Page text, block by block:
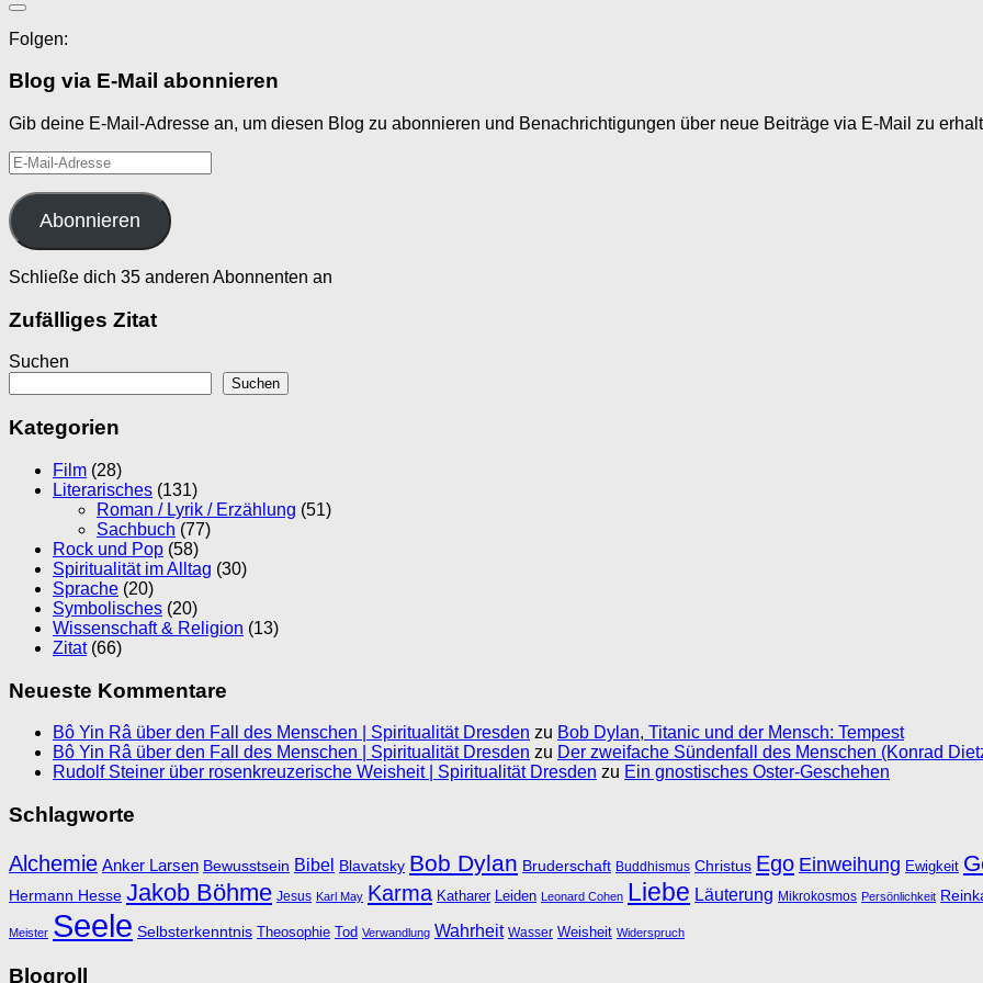
Folgen:
Blog via E-Mail abonnieren
Gib deine E-Mail-Adresse an, um diesen Blog zu abonnieren und Benachrichtigungen über neue Beiträge via E-Mail zu
E-
Mail-
Adresse
Abonnieren
Schließe dich 35 anderen Abonnenten an
Zufälliges Zitat
Suchen
Suchen
Kategorien
Film (28)
Literarisches (131)
Roman / Lyrik / Erzählung (51)
Sachbuch (77)
Rock und Pop (58)
Spiritualität im Alltag (30)
Sprache (20)
Symbolisches (20)
Wissenschaft & Religion (13)
Zitat(66)
Neueste Kommentare
Bô Yin Râ über den Fall des Menschen | Spiritualität Dresden zu Bob Dylan, Titanic und der Mensch: Tempest
Bô Yin Râ über den Fall des Menschen | Spiritualität Dresden zu Der zweifache Sündenfall des Menschen (Konrad
Rudolf Steiner über rosenkreuzerische Weisheit | Spiritualität Dresden zu Ein gnostisches Oster-Geschehen
Schlagworte
Alchemie Anker Larsen Bewusstsein Bibel Blavatsky Bob Dylan Bruderschaft Buddhismus Christus Ego Einweihung Ewigkeit
Hermann Hesse Jakob Böhme Jesus Karl May Karma Katharer Leiden Leonard Cohen Liebe Läuterung Mikrokosmos Persönlichkeit
Meister Seele Selbsterkenntnis Theosophie Tod Verwandlung Wahrheit Wasser Weisheit Widerspruch
Blogroll